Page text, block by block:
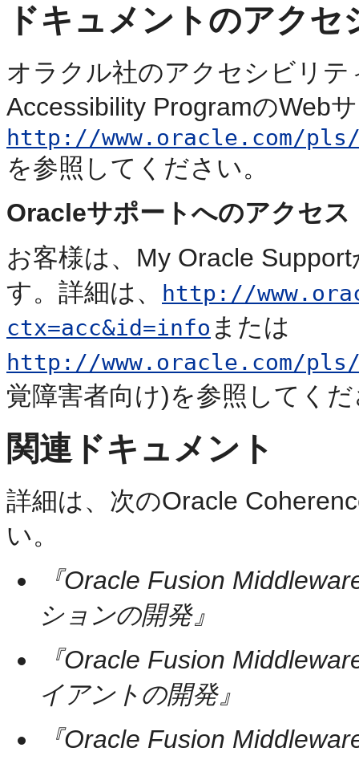
ドキュメントのアク
オラクル社のアクセシビリ
Accessibility ProgramのWeb
http://www.oracle.com/
を参照してください。
Oracleサポートへのアクセス
お客様は、My Oracle
す。詳細は、
http://
ctx=acc&id=info または
http://www.oracle.com/
覚障害者向け)を参照してく
関連ドキュメント
詳細は、次のOracle
い。
『Oracle Fusion
ションの開発』
『Oracle Fusion
イアントの開発』
『Oracle Fusion